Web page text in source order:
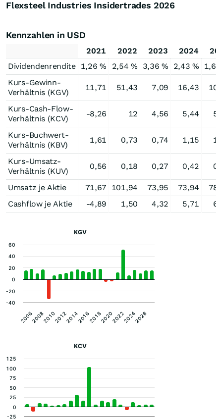
Flexsteel Industries Insidertrades 2026
Kennzahlen in USD
2021 2022 2023 2024
Dividendenrendite 1,26 % 2,54 % 3,36 % 2,43 %
Kurs-Gewinn-
Verhältnis (KGV)
11,71 51,43 7,09 16,43
Kurs-Cash-Flow-
Verhältnis (KCV)
-8,26 12 4,56 5,44
Kurs-Buchwert-
Verhältnis (KBV)
1,61 0,73 0,74 1,15
Kurs-Umsatz-
Verhältnis (KUV)
0,56 0,18 0,27 0,42
Umsatz je Aktie 71,67 101,94 73,95 73,94
Cashflow je Aktie
-4,89 1,50 4,32 5,71
KGV
2010 2016 2022
20062008 20122014 20182020 20242026
-40
-20
0
20
40
60
KCV
-25
0
25
50
75
100
125